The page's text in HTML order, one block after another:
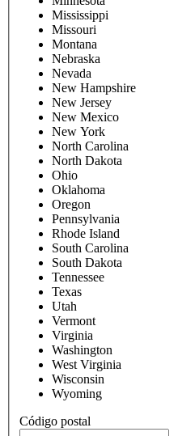
Mississippi
Missouri
Montana
Nebraska
Nevada
New Hampshire
New Jersey
New Mexico
New York
North Carolina
North Dakota
Ohio
Oklahoma
Oregon
Pennsylvania
Rhode Island
South Carolina
South Dakota
Tennessee
Texas
Utah
Vermont
Virginia
Washington
West Virginia
Wisconsin
Wyoming
Código postal